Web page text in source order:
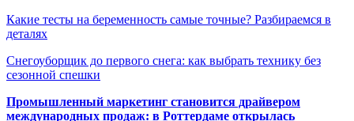
Какие тесты на беременность самые точные? Разбираемся в
деталях
Снегоуборщик до первого снега: как выбрать технику без
сезонной спешки
Промышленный маркетинг становится драйвером
международных продаж: в Роттердаме открылась